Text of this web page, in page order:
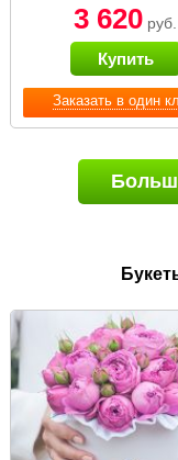
Заказать в один
3 620 руб.
Купить